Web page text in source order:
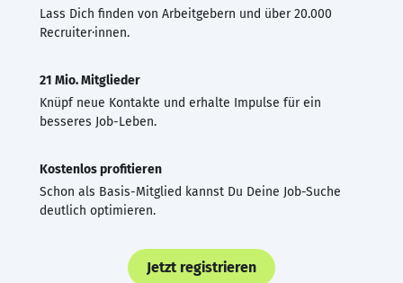
Lass Dich finden von Arbeitgebern und über 20.000
Recruiter·innen.
21 Mio. Mitglieder
Knüpf neue Kontakte und erhalte Impulse für ein
besseres Job-Leben.
Kostenlos profitieren
Schon als Basis-Mitglied kannst Du Deine Job-Suche
deutlich optimieren.
Jetzt registrieren